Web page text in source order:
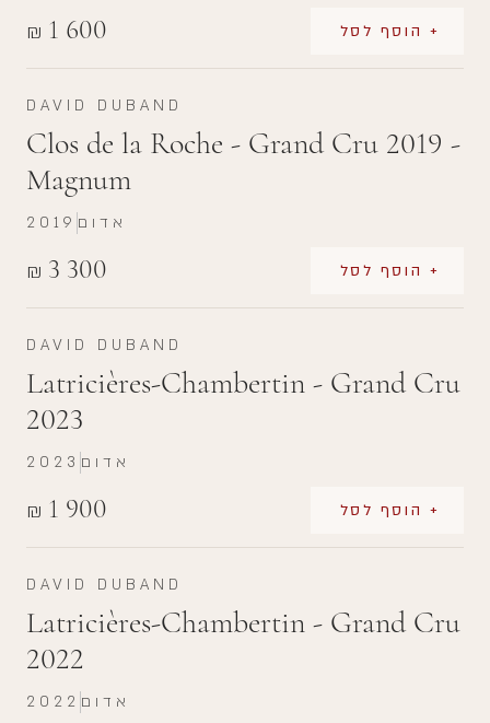
₪ 1 600 + הוסף לסל
DAVID DUBAND
Clos de la Roche - Grand Cru 2019 -
Magnum
₪ 3 300 + הוסף לסל
2019 אדום
DAVID DUBAND
Latricières-Chambertin - Grand Cru
2023
₪ 1 900 + הוסף לסל
2023 אדום
DAVID DUBAND
Latricières-Chambertin - Grand Cru
2022
2022 אדום